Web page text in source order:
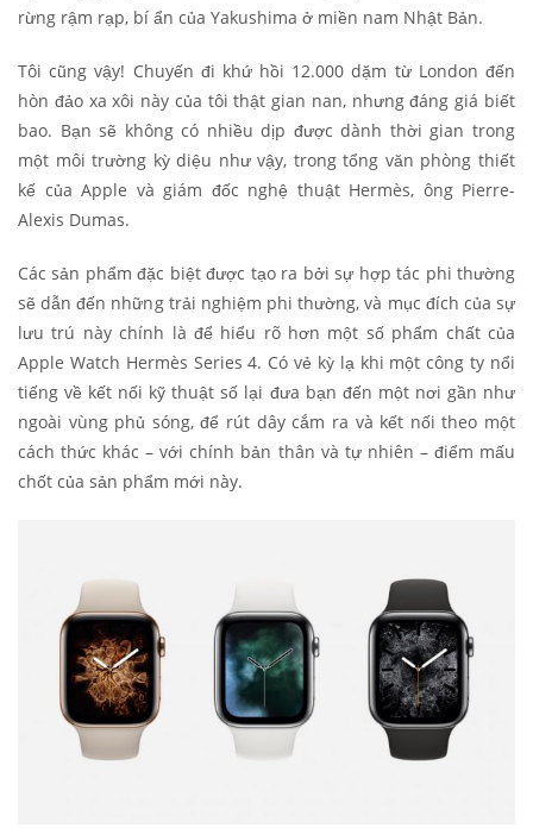
rừng rậm rạp, bí ẩn của Yakushima ở miền nam Nhật Bản.
Tôi cũng vậy! Chuyến đi khứ hồi 12.000 dặm từ London đến
hòn đảo xa xôi này của tôi thật gian nan, nhưng đáng giá biết
bao. Bạn sẽ không có nhiều dịp được dành thời gian trong
một môi trường kỳ diệu như vậy, trong tổng văn phòng thiết
kế của Apple và giám đốc nghệ thuật Hermès, ông Pierre-
Alexis Dumas.
Các sản phẩm đặc biệt được tạo ra bởi sự hợp tác phi thường
sẽ dẫn đến những trải nghiệm phi thường, và mục đích của sự
lưu trú này chính là để hiểu rõ hơn một số phẩm chất của
Apple Watch Hermès Series 4. Có vẻ kỳ lạ khi một công ty nổi
tiếng về kết nối kỹ thuật số lại đưa bạn đến một nơi gần như
ngoài vùng phủ sóng, để rút dây cắm ra và kết nối theo một
cách thức khác – với chính bản thân và tự nhiên – điểm mấu
chốt của sản phẩm mới này.